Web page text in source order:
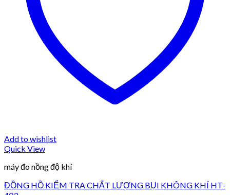
Add to wishlist
Quick View
máy đo nồng độ khí
ĐỒNG HỒ KIỂM TRA CHẤT LƯỢNG BỤI KHÔNG KHÍ HT-